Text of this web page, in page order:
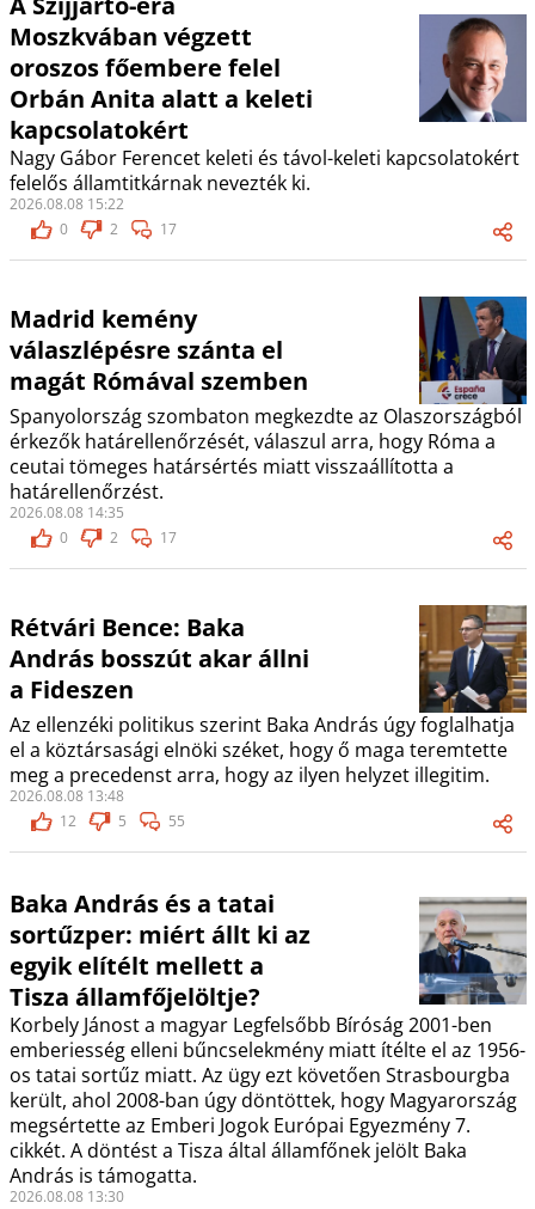
Moszkvában végzett
oroszos főembere felel
Orbán Anita alatt a keleti
kapcsolatokért
Nagy Gábor Ferencet keleti és távol-keleti kapcsolatokért
felelős államtitkárnak nevezték ki.
2026.08.08 15:22
0
2 17
Madrid kemény
válaszlépésre szánta el
magát Rómával szemben
Spanyolország szombaton megkezdte az Olaszországból
érkezők határellenőrzését, válaszul arra, hogy Róma a
ceutai tömeges határsértés miatt visszaállította a
határellenőrzést.
2026.08.08 14:35
0
2 17
Rétvári Bence: Baka
András bosszút akar állni
a Fideszen
Az ellenzéki politikus szerint Baka András úgy foglalhatja
el a köztársasági elnöki széket, hogy ő maga teremtette
meg a precedenst arra, hogy az ilyen helyzet illegitim.
2026.08.08 13:48
12
5 55
Baka András és a tatai
sortűzper: miért állt ki az
egyik elítélt mellett a
Tisza államfőjelöltje?
Korbely Jánost a magyar Legfelsőbb Bíróság 2001-ben
emberiesség elleni bűncselekmény miatt ítélte el az 1956-
os tatai sortűz miatt. Az ügy ezt követően Strasbourgba
került, ahol 2008-ban úgy döntöttek, hogy Magyarország
megsértette az Emberi Jogok Európai Egyezmény 7.
cikkét. A döntést a Tisza által államfőnek jelölt Baka
András is támogatta.
2026.08.08 13:30